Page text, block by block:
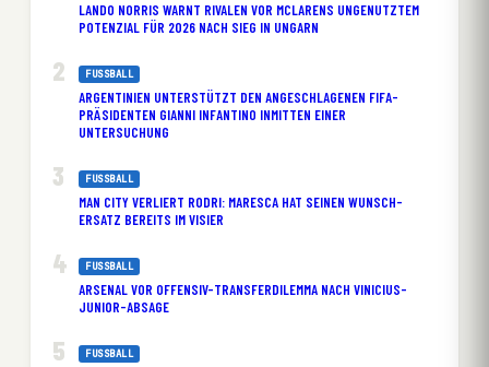
LANDO NORRIS WARNT RIVALEN VOR MCLARENS UNGENUTZTEM
POTENZIAL FÜR 2026 NACH SIEG IN UNGARN
FUSSBALL
ARGENTINIEN UNTERSTÜTZT DEN ANGESCHLAGENEN FIFA-
PRÄSIDENTEN GIANNI INFANTINO INMITTEN EINER
UNTERSUCHUNG
FUSSBALL
MAN CITY VERLIERT RODRI: MARESCA HAT SEINEN WUNSCH-
ERSATZ BEREITS IM VISIER
FUSSBALL
ARSENAL VOR OFFENSIV-TRANSFERDILEMMA NACH VINICIUS-
JUNIOR-ABSAGE
FUSSBALL